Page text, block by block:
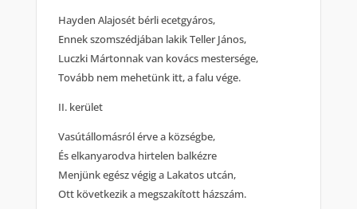
Hayden Alajosét bérli ecetgyáros,
Ennek szomszédjában lakik Teller János,
Luczki Mártonnak van kovács mestersége,
Tovább nem mehetünk itt, a falu vége.
II. kerület
Vasútállomásról érve a községbe,
És elkanyarodva hirtelen balkézre
Menjünk egész végig a Lakatos utcán,
Ott következik a megszakított házszám.